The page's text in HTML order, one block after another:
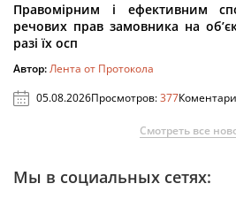
Правомірним і ефективним
речових прав замовника на
разі їх осп
Автор:Лента от Протокола
05.08.2026Просмотров:377
Смотреть все
Мы в социальных сетях: